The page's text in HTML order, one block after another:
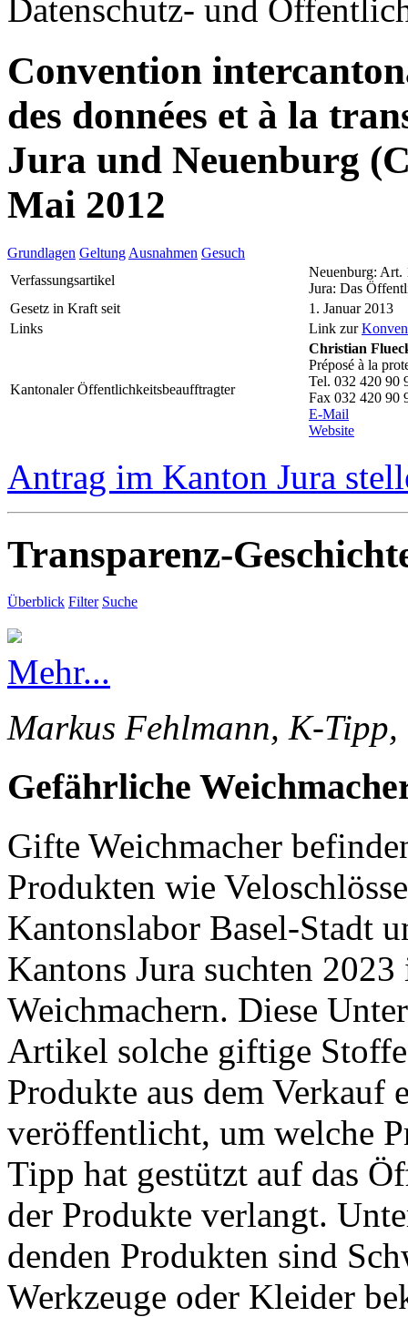
Datenschutz- und
Convention
des données et à la
Jura und Neuenburg
Mai 2012
Grundlagen Geltung Ausnahmen Gesuch
Verfassungsartikel
Neuenburg: Art.
Jura: Das
Gesetz in Kraft seit
1. Januar 2013
Links
Link zur
Kantonaler Öffentlichkeitsbeaufftragter
Christian
Préposé à la
Tel. 032 420 90
Fax 032 420 90
E-Mail
Website
Antrag im Kanton Jura
Transparenz-
Überblick Filter Suche
Mehr...
Markus Fehlmann, K-Tipp,
Gefährliche
Gifte Weichmacher
Produkten wie
Kantonslabor Basel-Stadt
Kantons Jura suchten
Weichmachern. Diese
Artikel solche giftige
Produkte aus dem
veröffentlicht, um welche
Tipp hat gestützt auf das
der Produkte verlangt.
denden Produkten sind
Werkzeuge oder Kleider